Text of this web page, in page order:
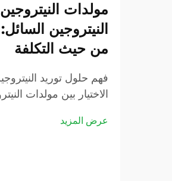
مولدات
النيتروجين
من حيث التكلفة
فهم حلول توريد
الاختيار بين مولدات
إمدادًا مستمرًا
عرض المزيد